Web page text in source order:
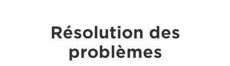
Résolution des
problèmes